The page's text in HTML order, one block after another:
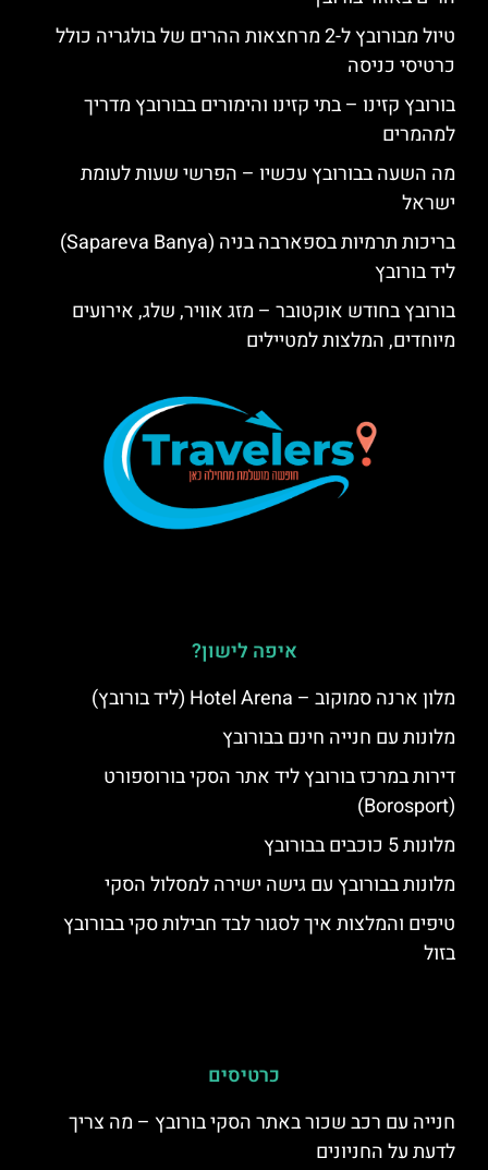
טיול מבורובץ ל-2 מרחצאות ההרים של בולגריה כולל
כרטיסי כניסה
בורובץ קזינו – בתי קזינו והימורים בבורובץ מדריך
למהמרים
מה השעה בבורובץ עכשיו – הפרשי שעות לעומת
ישראל
בריכות תרמיות בספארבה בניה (Sapareva Banya)
ליד בורובץ
בורובץ בחודש אוקטובר – מזג אוויר, שלג, אירועים
מיוחדים, המלצות למטיילים
איפה לישון?
מלון ארנה סמוקוב – Hotel Arena (ליד בורובץ)
מלונות עם חנייה חינם בבורובץ
דירות במרכז בורובץ ליד אתר הסקי בורוספורט
(Borosport)
מלונות 5 כוכבים בבורובץ
מלונות בבורובץ עם גישה ישירה למסלול הסקי
טיפים והמלצות איך לסגור לבד חבילות סקי בבורובץ
בזול
כרטיסים
חנייה עם רכב שכור באתר הסקי בורובץ – מה צריך
לדעת על החניונים